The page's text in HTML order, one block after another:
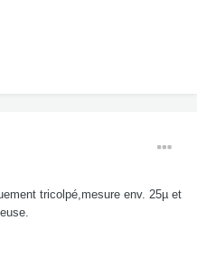
tricolpé,mesure env. 25µ et